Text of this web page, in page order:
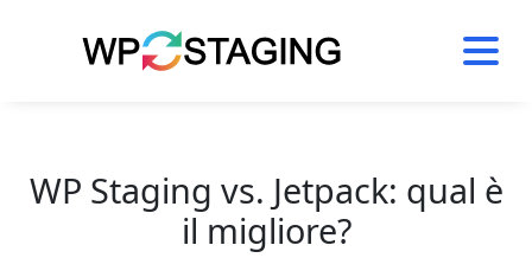
WP Staging vs. Jetpack: qual è
il migliore?